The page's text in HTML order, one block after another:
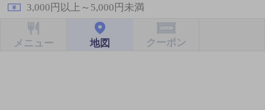
3,000円以上～5,000円未満
メニュー 地図 クーポン